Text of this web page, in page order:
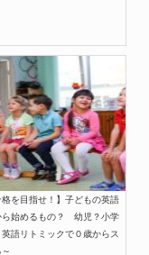
格を目指せ！】子どもの英語
ら始めるもの？ 幼児？小学
語リトミックで０歳からス